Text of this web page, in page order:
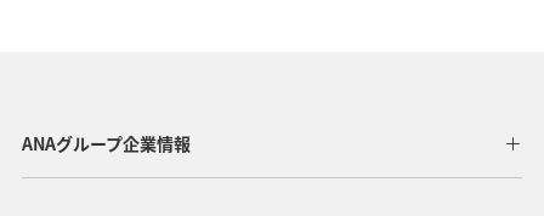
ANAグループ企業情報